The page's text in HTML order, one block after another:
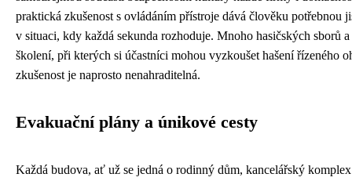
praktická zkušenost s ovládáním přístroje dává člověku potřebnou
v situaci, kdy každá sekunda rozhoduje. Mnoho hasičských sborů
školení, při kterých si účastníci mohou vyzkoušet hašení řízeného
zkušenost je naprosto nenahraditelná.
Evakuační plány a únikové cesty
Každá budova, ať už se jedná o rodinný dům, kancelářský